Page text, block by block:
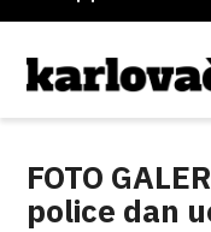
FOTO
police dan